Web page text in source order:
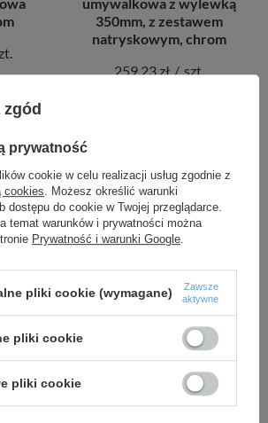
350mm, z zestawem
natryskowym, chrom
259,23 zł / szt.
z
ISSO bateria natryskowa
z zestawem
natryskowym, chrom
szt.
prywatność
cookie w celu realizacji usług zgodnie z
cookies. Możesz określić warunki
dostępu do cookie w Twojej przeglądarce.
temat warunków i prywatności można
Prywatność i warunki Google.
pliki cookie (wymagane)
Zawsze
aktywne
pliki cookie
pliki cookie